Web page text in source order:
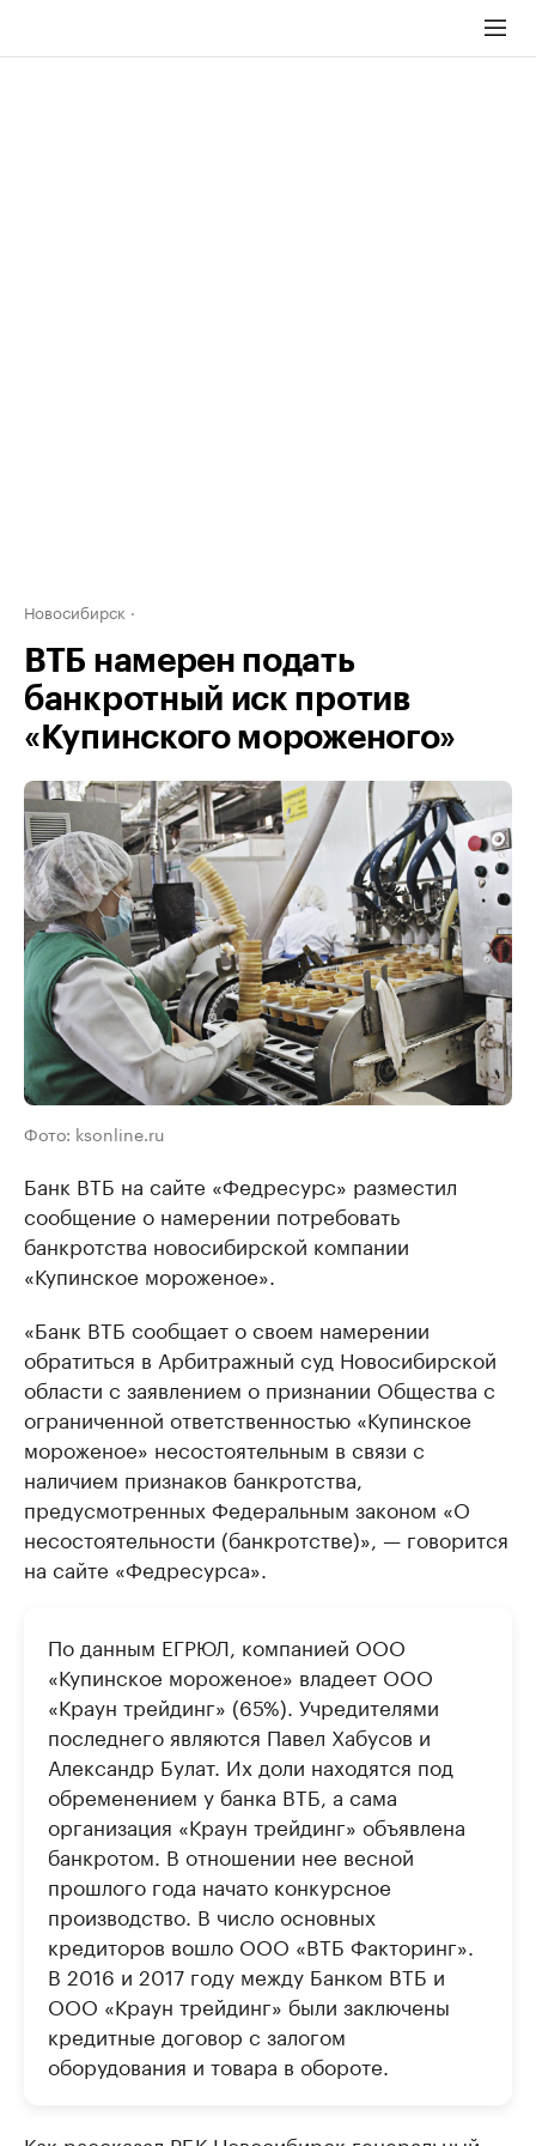
Новосибирск
ВТБ намерен подать
банкротный иск против
«Купинского мороженого»
Фото: ksonline.ru
Банк ВТБ на сайте «Федресурс» разместил
сообщение о намерении потребовать
банкротства новосибирской компании
«Купинское мороженое».
«Банк ВТБ сообщает о своем намерении
обратиться в Арбитражный суд Новосибирской
области с заявлением о признании Общества с
ограниченной ответственностью «Купинское
мороженое» несостоятельным в связи с
наличием признаков банкротства,
предусмотренных Федеральным законом «О
несостоятельности (банкротстве)», — говорится
на сайте «Федресурса».
По данным ЕГРЮЛ, компанией ООО
«Купинское мороженое» владеет ООО
«Краун трейдинг» (65%). Учредителями
последнего являются Павел Хабусов и
Александр Булат. Их доли находятся под
обременением у банка ВТБ, а сама
организация «Краун трейдинг» объявлена
банкротом. В отношении нее весной
прошлого года начато конкурсное
производство. В число основных
кредиторов вошло ООО «ВТБ Факторинг».
В 2016 и 2017 году между Банком ВТБ и
ООО «Краун трейдинг» были заключены
кредитные договор с залогом
оборудования и товара в обороте.